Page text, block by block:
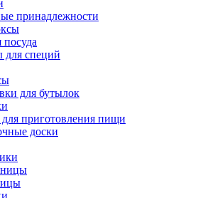
принадлежности
для специй
для бутылок
приготовления пищи
доски